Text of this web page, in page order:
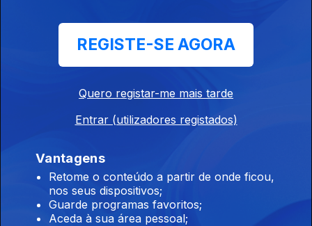
17 jul. 2026
16 jul. 2026
REGISTE-SE AGORA
Quero registar-me mais tarde
Entrar (utilizadores registados)
Vantagens
Retome o conteúdo a partir de onde ficou,
nos seus dispositivos;
Guarde programas favoritos;
Aceda à sua área pessoal;